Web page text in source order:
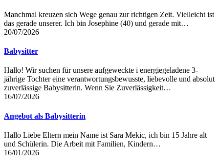
Manchmal kreuzen sich Wege genau zur richtigen Zeit. Vielleicht ist
das gerade unserer. Ich bin Josephine (40) und gerade mit…
20/07/2026
Babysitter
Hallo! Wir suchen für unsere aufgeweckte i energiegeladene 3-
jährige Tochter eine verantwortungsbewusste, liebevolle und absolut
zuverlässige Babysitterin. Wenn Sie Zuverlässigkeit…
16/07/2026
Angebot als Babysitterin
Hallo Liebe Eltern mein Name ist Sara Mekic, ich bin 15 Jahre alt
und Schülerin. Die Arbeit mit Familien, Kindern…
16/01/2026